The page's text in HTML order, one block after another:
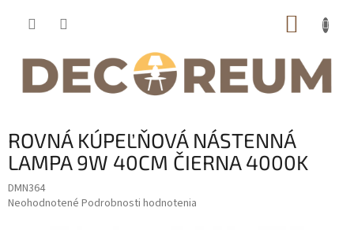
ROVNÁ KÚPEĽŇOVÁ NÁSTENNÁ
LAMPA 9W 40CM ČIERNA 4000K
DMN364
Priemerné
Neohodnotené Podrobnosti hodnotenia